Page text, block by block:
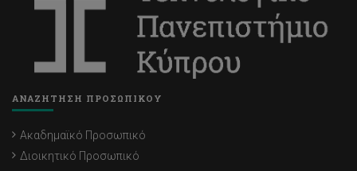
ΑΝΑΖΗΤΗΣΗ ΠΡΟΣΩΠΙΚΟΥ
Ακαδημαϊκό Προσωπικό
Διοικητικό Προσωπικό